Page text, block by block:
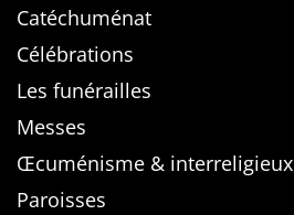
Catéchuménat
Célébrations
Les funérailles
Messes
Œcuménisme & interreligieux
Paroisses